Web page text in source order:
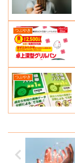
つぶやき
つぶやき